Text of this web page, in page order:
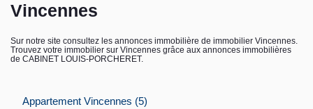
Syndic
Nos agences
Contact
Vincennes
Sur notre site consultez les annonces immobilière de immobilier Vincennes.
Trouvez votre immobilier sur Vincennes grâce aux annonces immobilières
de CABINET LOUIS-PORCHERET.
Appartement Vincennes (5)